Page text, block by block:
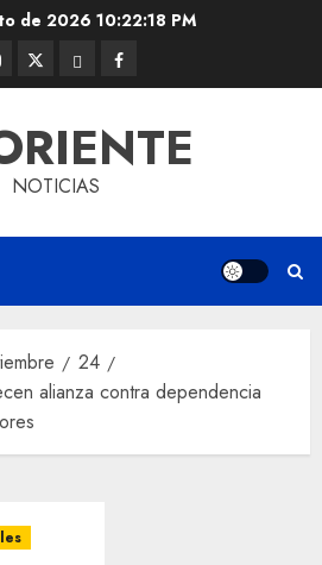
de 2026 10:22:19 PM
Twitter
(X)
ThreadsFacebook
NOTICIAS
24
alianza contra dependencia